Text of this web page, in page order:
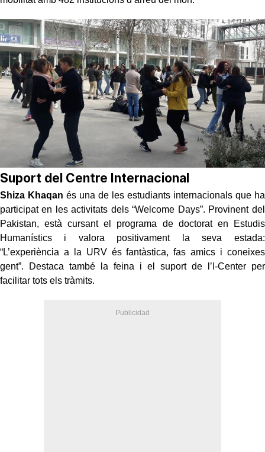
Suport del Centre Internacional
Shiza Khaqan és una de les estudiants internacionals que ha
participat en les activitats dels “Welcome Days”. Provinent del
Pakistan, està cursant el programa de doctorat en Estudis
Humanístics i valora positivament la seva estada:
“L’experiència a la URV és fantàstica, fas amics i coneixes
gent”. Destaca també la feina i el suport de l’I-Center per
facilitar tots els tràmits.